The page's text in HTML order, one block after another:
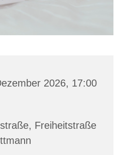
2026, 17:00
Freiheitstraße